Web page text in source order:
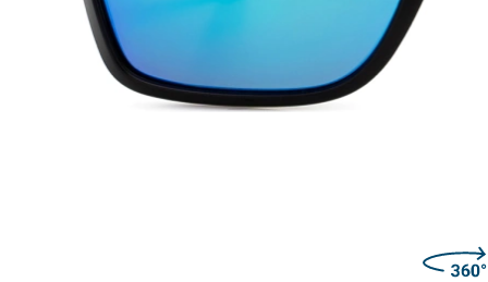
41 mm
Lencsemagasság Lencseszélesség